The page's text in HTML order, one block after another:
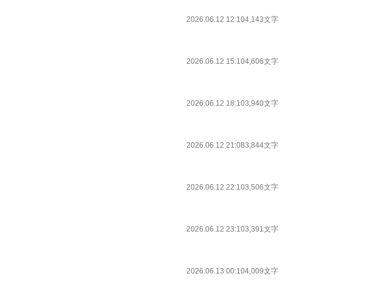
2026.06.12 12:104,143文字
2026.06.12 15:104,606文字
2026.06.12 18:103,940文字
2026.06.12 21:083,844文字
2026.06.12 22:103,506文字
2026.06.12 23:103,391文字
2026.06.13 00:104,009文字